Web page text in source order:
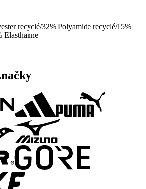
recyclé/32% Polyamide recyclé/15%
Elasthanne